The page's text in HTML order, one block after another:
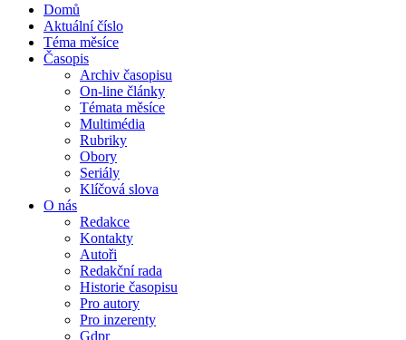
Domů
Aktuální číslo
Téma měsíce
Časopis
Archiv časopisu
On-line články
Témata měsíce
Multimédia
Rubriky
Obory
Seriály
Klíčová slova
O nás
Redakce
Kontakty
Autoři
Redakční rada
Historie časopisu
Pro autory
Pro inzerenty
Gdpr